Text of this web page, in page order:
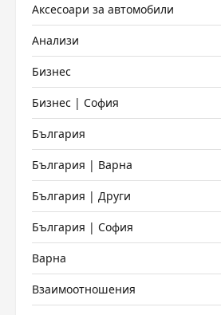
Аксесоари за автомобили
Анализи
Бизнес
Бизнес | София
България
България | Варна
България | Други
България | София
Варна
Взаимоотношения